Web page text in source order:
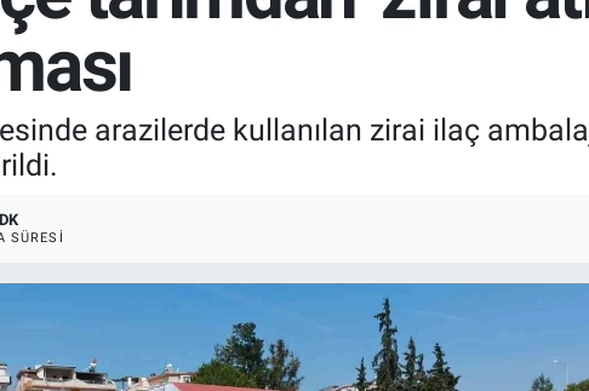
arazilerde kullanılan zirai ilaç
SÜRESI